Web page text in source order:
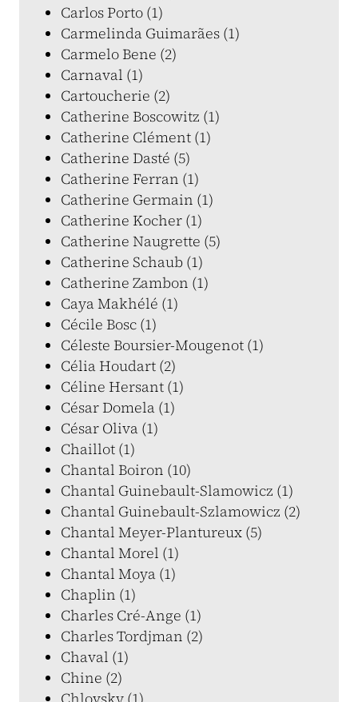
Carlos Porto (1)
Carmelinda Guimarães (1)
Carmelo Bene (2)
Carnaval (1)
Cartoucherie (2)
Catherine Boscowitz (1)
Catherine Clément (1)
Catherine Dasté (5)
Catherine Ferran (1)
Catherine Germain (1)
Catherine Kocher (1)
Catherine Naugrette (5)
Catherine Schaub (1)
Catherine Zambon (1)
Caya Makhélé (1)
Cécile Bosc (1)
Céleste Boursier-Mougenot (1)
Célia Houdart (2)
Céline Hersant (1)
César Domela (1)
César Oliva (1)
Chaillot (1)
Chantal Boiron (10)
Chantal Guinebault-Slamowicz (1)
Chantal Guinebault-Szlamowicz (2)
Chantal Meyer-Plantureux (5)
Chantal Morel (1)
Chantal Moya (1)
Chaplin (1)
Charles Cré-Ange (1)
Charles Tordjman (2)
Chaval (1)
Chine (2)